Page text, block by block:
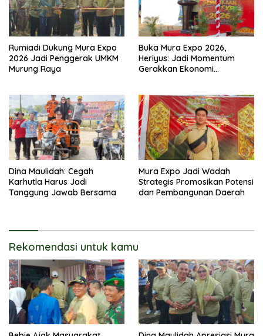
Rumiadi Dukung Mura Expo
2026 Jadi Penggerak UMKM
Murung Raya
Buka Mura Expo 2026,
Heriyus: Jadi Momentum
Gerakkan Ekonomi
Dina Maulidah: Cegah
Karhutla Harus Jadi
Tanggung Jawab Bersama
Mura Expo Jadi Wadah
Strategis Promosikan Potensi
dan Pembangunan Daerah
Rekomendasi untuk kamu